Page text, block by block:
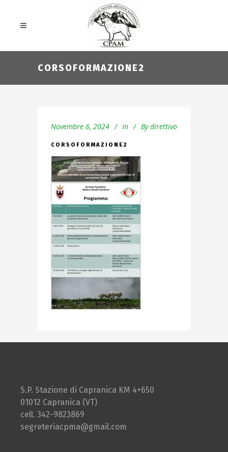
CORSOFORMAZIONE2
Novembre 6, 2024 In By direttivo
CORSOFORMAZIONE2
S.P. Stazione di Capranica KM 4+650
01012 Capranica (VT)
cell. 342-9823869
segreteriacpma@gmail.com